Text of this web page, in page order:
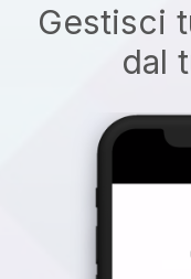
Gestisci
dal